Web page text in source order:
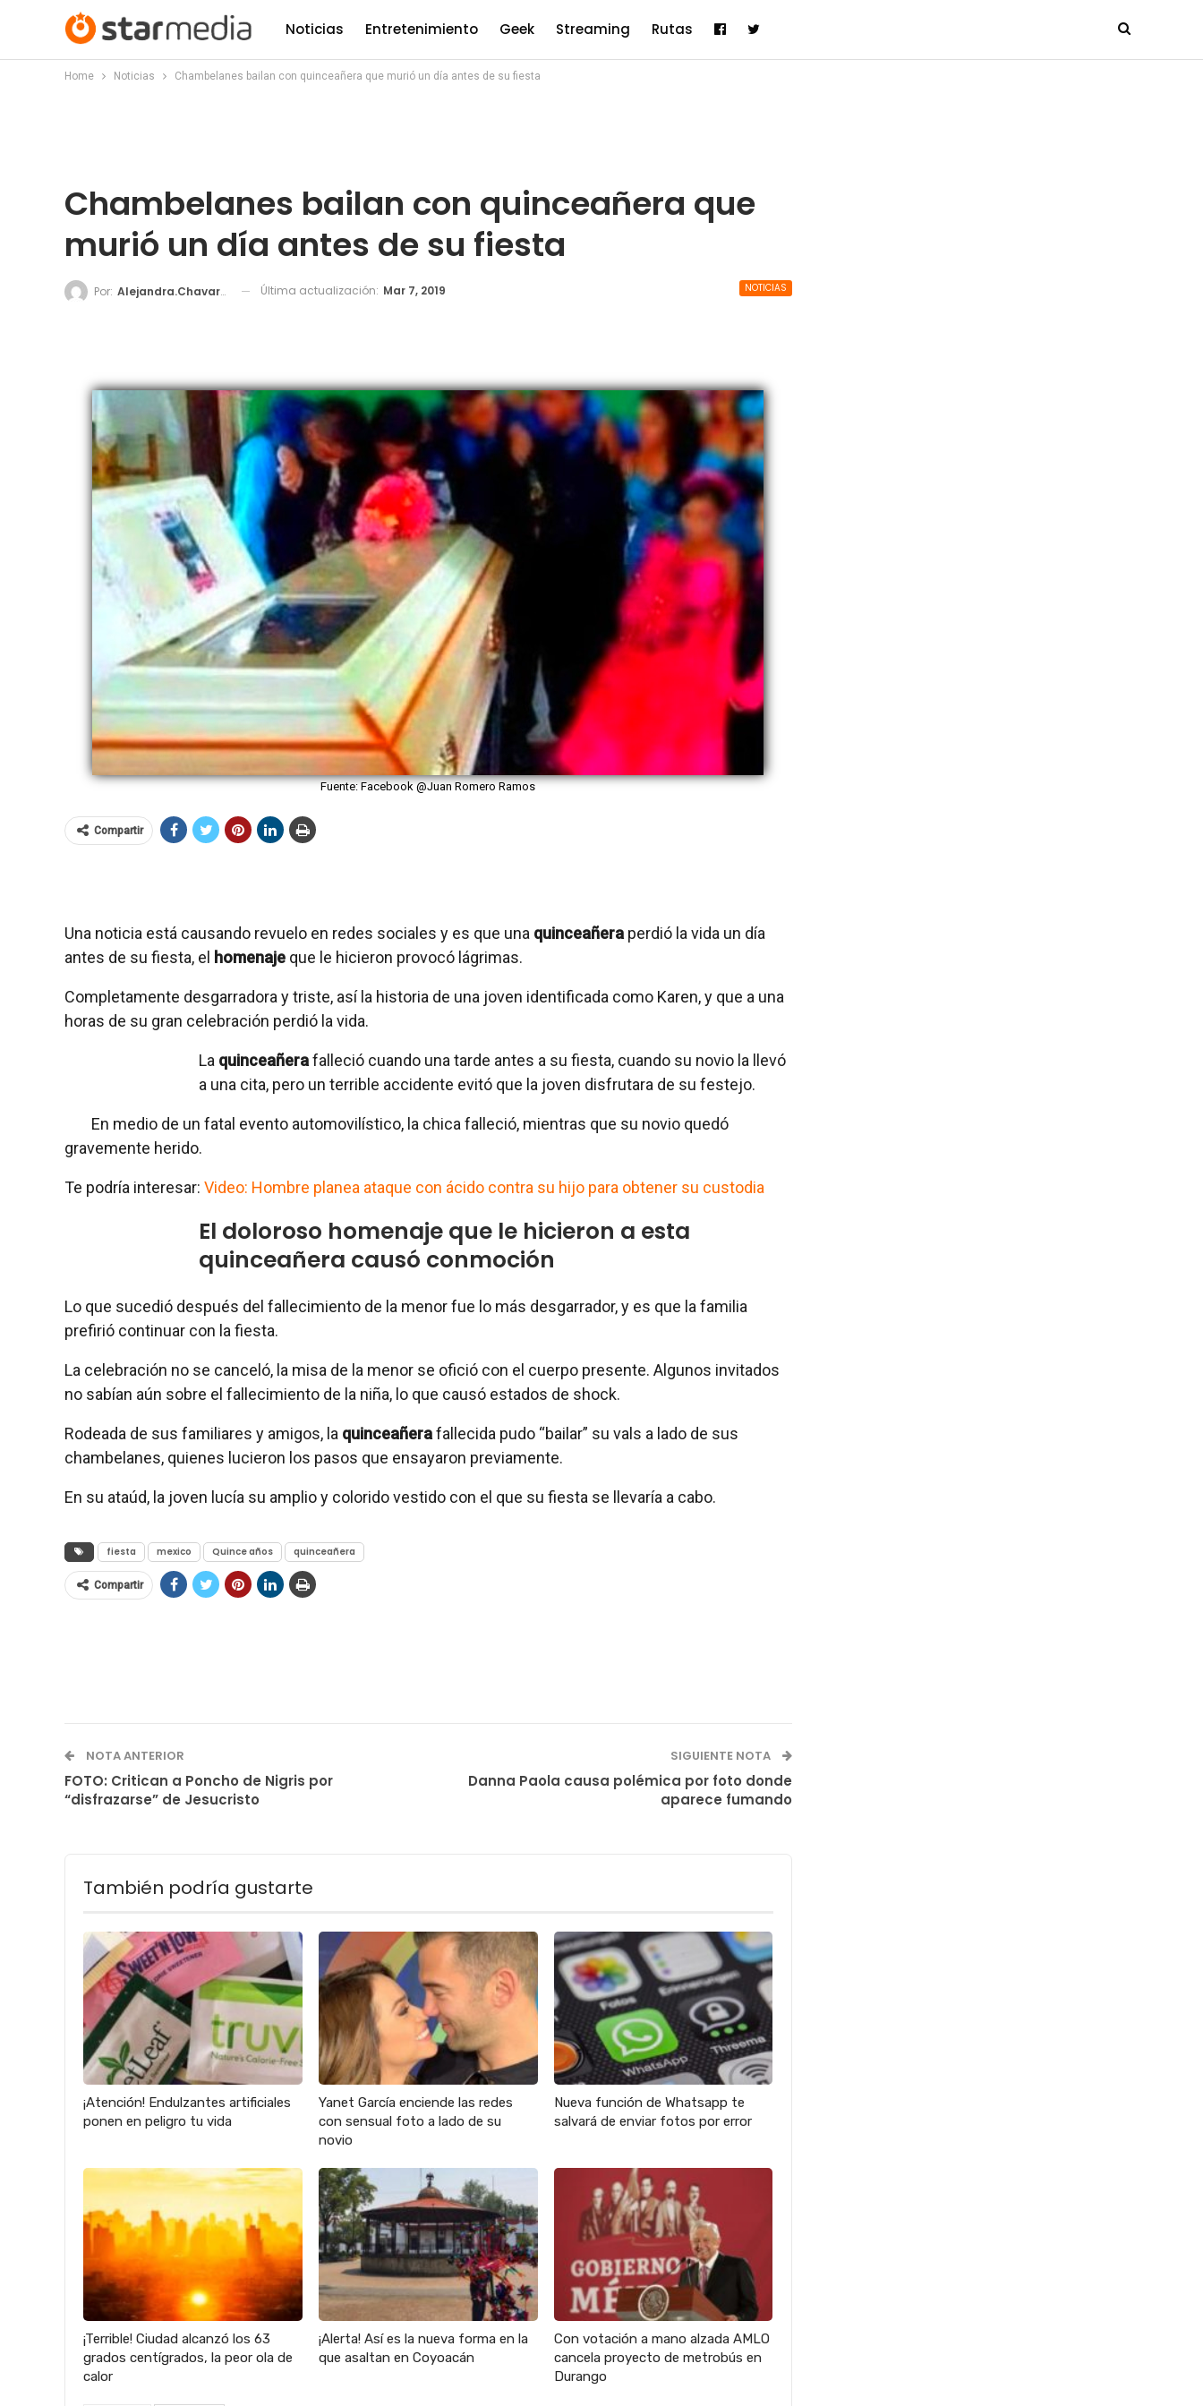
Noticias Entretenimiento Geek Streaming Rutas
Home Noticias Chambelanes bailan con quinceañera que murió un día antes de su fiesta
Chambelanes bailan con quinceañera que
murió un día antes de su fiesta
NOTICIAS
Por: Alejandra.chavarria Última actualización: Mar 7, 2019
Fuente: Facebook @Juan Romero Ramos
Compartir
Una noticia está causando revuelo en redes sociales y es que una quinceañera perdió la vida un día
antes de su fiesta, el homenaje que le hicieron provocó lágrimas.
Completamente desgarradora y triste, así la historia de una joven identificada como Karen, y que a una
horas de su gran celebración perdió la vida.
La quinceañerafalleció cuando una tarde antes a su fiesta, cuando su novio la llevó
a una cita, pero un terrible accidente evitó que la joven disfrutara de su festejo.
En medio de un fatal evento automovilístico, la chica falleció, mientras que su novio quedó
gravemente herido.
Te podría interesar: Video: Hombre planea ataque con ácido contra su hijo para obtener su custodia
El doloroso homenaje que le hicieron a esta
quinceañera causó conmoción
Lo que sucedió después del fallecimiento de la menor fue lo más desgarrador, y es que la familia
prefirió continuar con la fiesta.
La celebración no se canceló, la misa de la menor se ofició con el cuerpo presente. Algunos invitados
no sabían aún sobre el fallecimiento de la niña, lo que causó estados de shock.
Rodeada de sus familiares y amigos, la quinceañerafallecida pudo “bailar” su vals a lado de sus
chambelanes, quienes lucieron los pasos que ensayaron previamente.
En su ataúd, la joven lucía su amplio y colorido vestido con el que su fiesta se llevaría a cabo.
fiesta mexico Quince años quinceañera
Compartir
NOTA ANTERIOR
FOTO: Critican a Poncho de Nigris por
“disfrazarse” de Jesucristo
SIGUIENTE NOTA
Danna Paola causa polémica por foto donde
aparece fumando
También podría gustarte
¡Atención! Endulzantes artificiales
ponen en peligro tu vida
Yanet García enciende las redes
con sensual foto a lado de su
novio
Nueva función de Whatsapp te
salvará de enviar fotos por error
¡Terrible! Ciudad alcanzó los 63
grados centígrados, la peor ola de
calor
¡Alerta! Así es la nueva forma en la
que asaltan en Coyoacán
Con votación a mano alzada AMLO
cancela proyecto de metrobús en
Durango